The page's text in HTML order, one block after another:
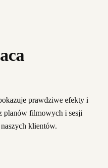
prawdziwe efekty i
planów filmowych i sesji
klientów.